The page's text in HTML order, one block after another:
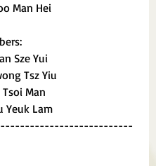
Man Hei
Sze Yui
Tsz Yiu
Man
Yeuk Lam